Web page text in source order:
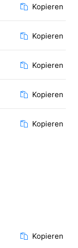
Kopieren
Kopieren
Kopieren
Kopieren
Kopieren
Kopieren